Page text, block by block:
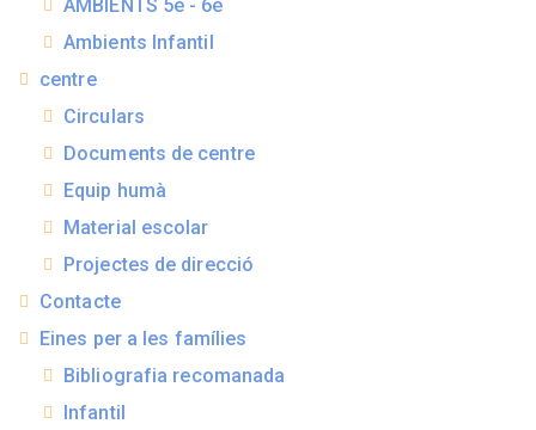
AMBIENTS 5è - 6è
Ambients Infantil
centre
Circulars
Documents de centre
Equip humà
Material escolar
Projectes de direcció
Contacte
Eines per a les famílies
Bibliografia recomanada
Infantil